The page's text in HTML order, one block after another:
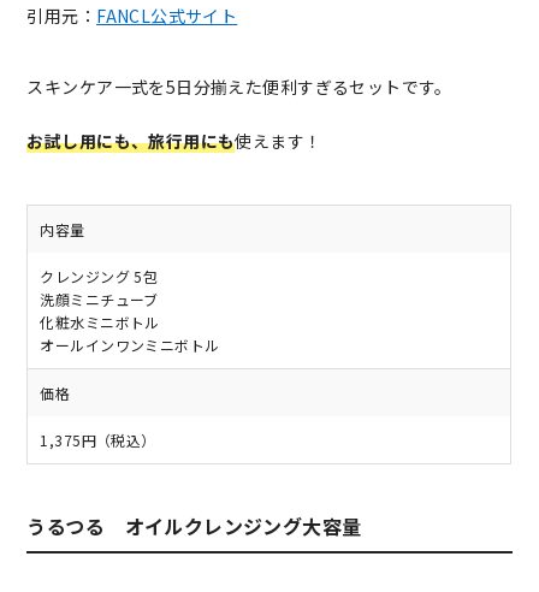
引用元： FANCL公式サイト
スキンケア一式を5日分揃えた便利すぎるセットです。
お試し用にも、旅行用にも使えます！
内容量
クレンジング 5包
洗顔ミニチューブ
化粧水ミニボトル
オールインワンミニボトル
価格
1,375円（税込）
うるつる オイルクレンジング大容量